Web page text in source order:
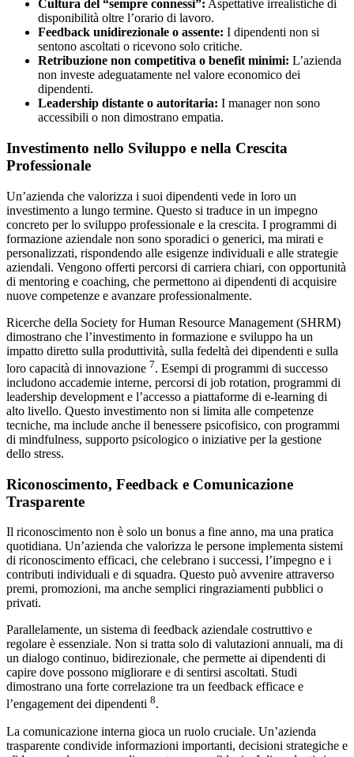
Cultura del “sempre connessi”: Aspettative irrealistiche di
disponibilità oltre l’orario di lavoro.
Feedback unidirezionale o assente: I dipendenti non si
sentono ascoltati o ricevono solo critiche.
Retribuzione non competitiva o benefit minimi: L’azienda
non investe adeguatamente nel valore economico dei
dipendenti.
Leadership distante o autoritaria: I manager non sono
accessibili o non dimostrano empatia.
Investimento nello Sviluppo e nella Crescita
Professionale
Un’azienda che valorizza i suoi dipendenti vede in loro un
investimento a lungo termine. Questo si traduce in un impegno
concreto per lo sviluppo professionale e la crescita. I programmi di
formazione aziendale non sono sporadici o generici, ma mirati e
personalizzati, rispondendo alle esigenze individuali e alle strategie
aziendali. Vengono offerti percorsi di carriera chiari, con opportunità
di mentoring e coaching, che permettono ai dipendenti di acquisire
nuove competenze e avanzare professionalmente.
Ricerche della Society for Human Resource Management (SHRM)
dimostrano che l’investimento in formazione e sviluppo ha un
impatto diretto sulla produttività, sulla fedeltà dei dipendenti e sulla
loro capacità di innovazione 7. Esempi di programmi di successo
includono accademie interne, percorsi di job rotation, programmi di
leadership development e l’accesso a piattaforme di e-learning di
alto livello. Questo investimento non si limita alle competenze
tecniche, ma include anche il benessere psicofisico, con programmi
di mindfulness, supporto psicologico o iniziative per la gestione
dello stress.
Riconoscimento, Feedback e Comunicazione
Trasparente
Il riconoscimento non è solo un bonus a fine anno, ma una pratica
quotidiana. Un’azienda che valorizza le persone implementa sistemi
di riconoscimento efficaci, che celebrano i successi, l’impegno e i
contributi individuali e di squadra. Questo può avvenire attraverso
premi, promozioni, ma anche semplici ringraziamenti pubblici o
privati.
Parallelamente, un sistema di feedback aziendale costruttivo e
regolare è essenziale. Non si tratta solo di valutazioni annuali, ma di
un dialogo continuo, bidirezionale, che permette ai dipendenti di
capire dove possono migliorare e di sentirsi ascoltati. Studi
dimostrano una forte correlazione tra un feedback efficace e
l’engagement dei dipendenti 8.
La comunicazione interna gioca un ruolo cruciale. Un’azienda
trasparente condivide informazioni importanti, decisioni strategiche e